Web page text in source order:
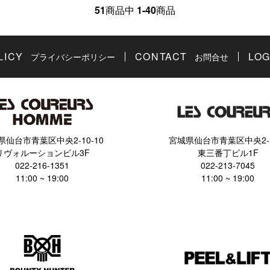
51商品中 1-40商品
プライバシーポリシー CONTACT お問合せ
仙台市青葉区中央2-10-10
ヴォルーションビル3F
022-216-1351
11:00 ~ 19:00
宮城県仙台市青葉区中央
東三番丁ビル1F
022-213-7045
11:00 ~ 19:00